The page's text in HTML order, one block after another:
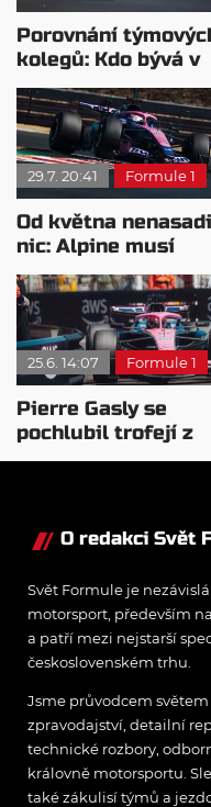
Porovnání
kolegů: Kdo bývá v
sobotu
29.7. 20:41 Formule 1
Od května
nic: Alpine musí
přidat, jinak
válku
25.6. 14:07 Formule 1
Pierre Gasly se
pochlubil trofejí z
Velké ceny Monaka
O redakci Svět
Svět Formule je
motorsport, především
a patří mezi nejstarší
československém trhu.
Jsme průvodcem
zpravodajství, detailní
technické rozbory,
královně motorsportu.
také zákulisí týmů a